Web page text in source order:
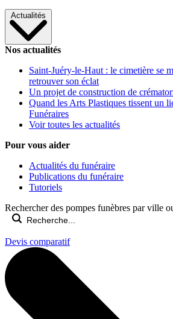
Actualités
Nos actualités
Saint-Juéry-le-Haut : le cimetière se
retrouver son éclat
Un projet de construction de
Quand les Arts Plastiques tissent un
Funéraires
Voir toutes les actualités
Pour vous aider
Actualités du funéraire
Publications du funéraire
Tutoriels
Rechercher des pompes funèbres par ville
Devis comparatif